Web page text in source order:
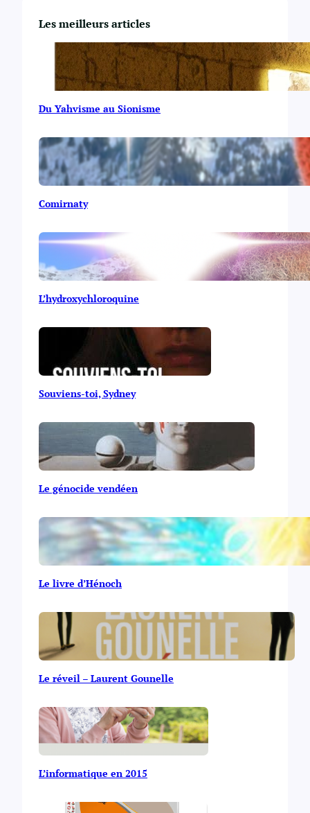
Les meilleurs articles
Du Yahvisme au Sionisme
Comirnaty
L’hydroxychloroquine
Souviens-toi, Sydney
Le génocide vendéen
Le livre d’Hénoch
Le réveil – Laurent Gounelle
L’informatique en 2015